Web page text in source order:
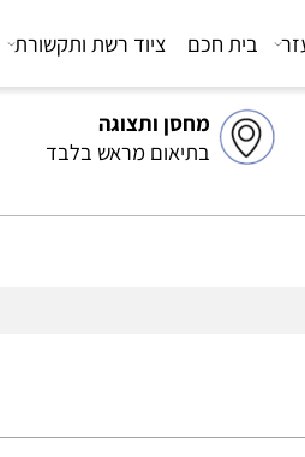
מחסן ותצוגה
בתיאום מראש בלבד
בית חכם ציוד רשת ותקשורת